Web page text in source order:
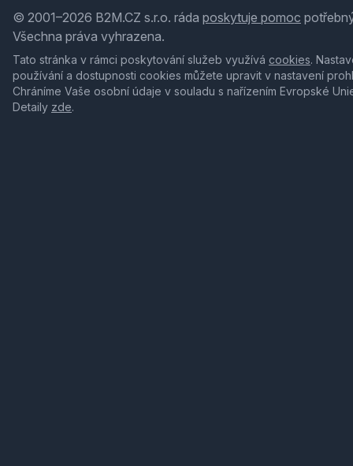
© 2001–2026 B2M.CZ s.r.o. ráda poskytuje pomoc
Všechna práva vyhrazena.
Tato stránka v rámci poskytování služeb využívá cookies.
používání a dostupnosti cookies můžete upravit v nastavení
Chráníme Vaše osobní údaje v souladu s nařízením Evropské
Detaily zde.